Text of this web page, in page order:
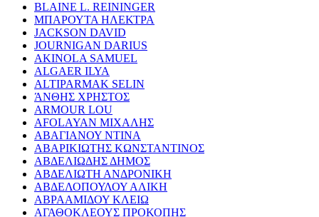
BLAINE L. REININGER
ΜΠΑΡΟΥΤΑ ΗΛΕΚΤΡΑ
JACKSON DAVID
JOURNIGAN DARIUS
AKINOLA SAMUEL
ALGAER ILYA
ALTIPARMAK SELIN
ΆΝΘΗΣ ΧΡΗΣΤΟΣ
ARMOUR LOU
AFOLAYAN ΜΙΧΑΛΗΣ
ΑΒΑΓΙΑΝΟΥ ΝΤΙΝΑ
ΑΒΑΡΙΚΙΩΤΗΣ ΚΩΝΣΤΑΝΤΙΝΟΣ
ΑΒΔΕΛΙΩΔΗΣ ΔΗΜΟΣ
ΑΒΔΕΛΙΩΤΗ ΑΝΔΡΟΝΙΚΗ
ΑΒΔΕΛΟΠΟΥΛΟΥ ΑΛΙΚΗ
ΑΒΡΑΑΜΙΔΟΥ ΚΛΕΙΩ
ΑΓΑΘΟΚΛΕΟΥΣ ΠΡΟΚΟΠΗΣ